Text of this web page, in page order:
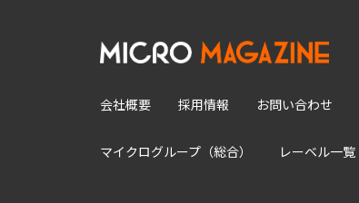
会社概要 採用情報 お問い合わせ
マイクログループ（総合） レーベル一覧